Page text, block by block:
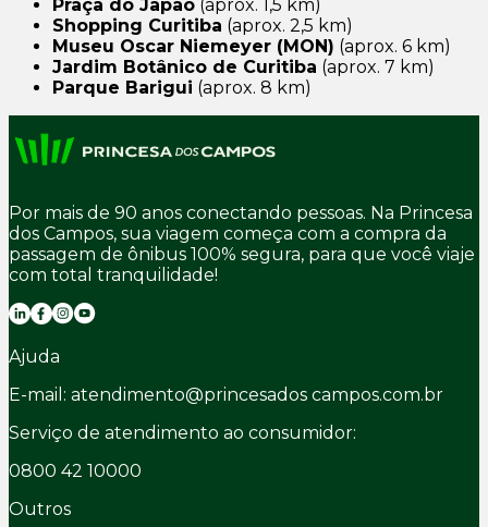
Praça do Japão (aprox. 1,5 km)
Shopping Curitiba (aprox. 2,5 km)
Museu Oscar Niemeyer (MON) (aprox. 6 km)
Jardim Botânico de Curitiba (aprox. 7 km)
Parque Barigui (aprox. 8 km)
Por mais de 90 anos conectando pessoas. Na Princesa
dos Campos, sua viagem começa com a compra da
passagem de ônibus 100% segura, para que você viaje
com total tranquilidade!
Ajuda
E-mail: atendimento@princesados campos.com.br
Serviço de atendimento ao consumidor:
0800 42 10000
Outros